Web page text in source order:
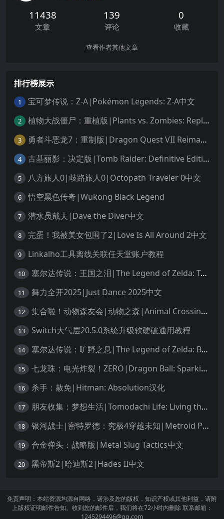
11438
文章
139
评论
0
收藏
查看作者其他文章
排行榜展示
1 宝可梦传说：Z-A|Pokémon Legends: Z-A中文
2 植物大战僵尸：重植版|Plants vs. Zombies: Replanted中文
3 勇者斗恶龙7：重制版|Dragon Quest VII Reimagined中文
4 古墓丽影：决定版|Tomb Raider: Definitive Edition中文
5 八方旅人0|歧路旅人0|Octopath Traveler 0中文
6 悟空黑色传奇|Wukong Black Legend
7 潜水员戴夫|Dave the Diver中文
8 完蛋！我被美女包围了2|Love Is All Around 2中文
9 Linkalho工具离线关联任天堂账户教程
10 塞尔达传说：王国之泪|The Legend of Zelda: Tears of the Kingdom中文
11 舞力全开2025|Just Dance 2025中文
12 集合啦！动物森友会|动物之森|Animal Crossing: New Horizons中文
13 Switch大气层20.5.0系统升级软硬破通用教程
14 塞尔达传说：旷野之息|The Legend of Zelda: Breath of the Wild中文
15 七龙珠：电光炸裂！ZERO|Dragon Ball: Sparking! Zero中文
16 杀手：赦免|Hitman: Absolution汉化
17 朋友收集：梦想生活|Tomodachi Life: Living the Dream中文
18 银河战士|密特罗德：究极4穿越未知|Metroid Prime 4: Beyond中文
19 合金弹头：战略版|Metal Slug Tactics中文
20 黑帝斯2|哈迪斯2|Hades II中文
免责声明：本站资源均源自网络，诺涉及您的版权，知识产权或其他利益，请附
上版权证明邮件告知。收到您的邮件后，我们将在72小时内删除 联系邮箱：
1245294496@qq.com